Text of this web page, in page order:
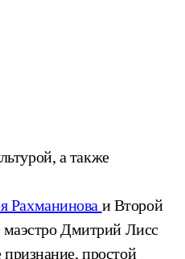
а также
Рахманинова и Второй
Дмитрий Лисс
простой